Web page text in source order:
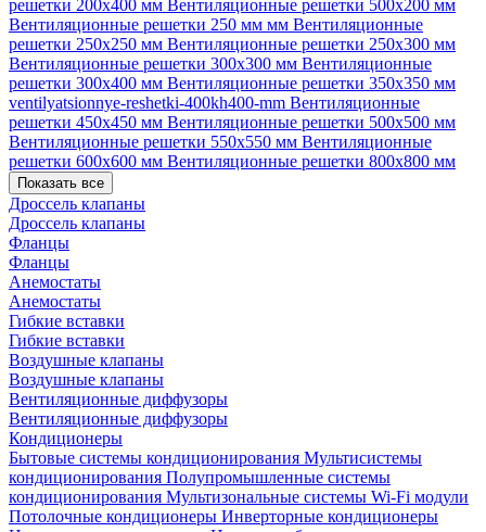
решетки 200х400 мм Вентиляционные решетки 500х200 мм
Вентиляционные решетки 250 мм мм Вентиляционные
решетки 250х250 мм Вентиляционные решетки 250х300 мм
Вентиляционные решетки 300х300 мм Вентиляционные
решетки 300х400 мм Вентиляционные решетки 350х350 мм
ventilyatsionnye-reshetki-400kh400-mm Вентиляционные
решетки 450х450 мм Вентиляционные решетки 500х500 мм
Вентиляционные решетки 550х550 мм Вентиляционные
решетки 600х600 мм Вентиляционные решетки 800х800 мм
Показать все
Дроссель клапаны
Дроссель клапаны
Фланцы
Фланцы
Анемостаты
Анемостаты
Гибкие вставки
Гибкие вставки
Воздушные клапаны
Воздушные клапаны
Вентиляционные диффузоры
Вентиляционные диффузоры
Кондиционеры
Бытовые системы кондиционирования Мультисистемы
кондиционирования Полупромышленные системы
кондиционирования Мультизональные системы Wi-Fi модули
Потолочные кондиционеры Инверторные кондиционеры